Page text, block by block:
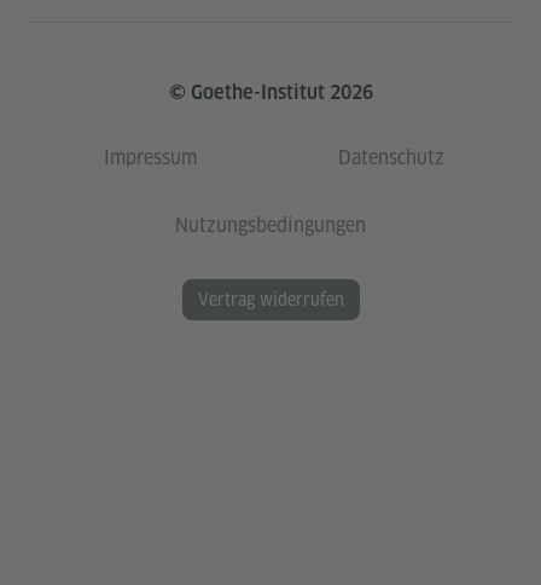
© Goethe-Institut 2026
Impressum Datenschutz
Nutzungsbedingungen
Vertrag widerrufen